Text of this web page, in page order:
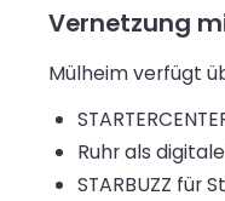
Vernetzung
Mülheim verfügt
Ruhr als
STARBUZZ für